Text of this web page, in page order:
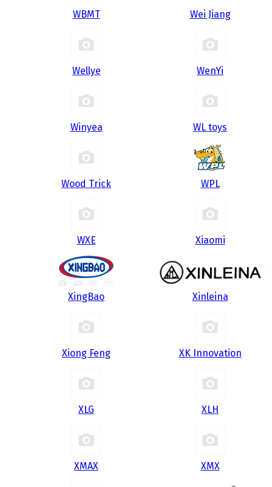
WBMT Wei Jiang
Wellye WenYi
Winyea WL toys
Wood Trick WPL
WXE Xiaomi
XingBao Xinleina
Xiong Feng XK Innovation
XLG XLH
XMAX XMX